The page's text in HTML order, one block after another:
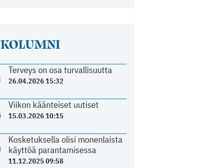
KOLUMNI
Terveys on osa turvallisuutta
26.04.2026 15:32
Viikon käänteiset uutiset
15.03.2026 10:15
Kosketuksella olisi monenlaista
käyttöä parantamisessa
11.12.2025 09:58